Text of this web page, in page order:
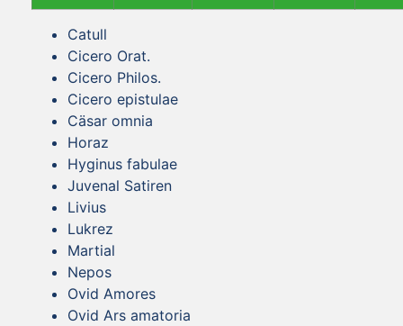
Catull
Cicero Orat.
Cicero Philos.
Cicero epistulae
Cäsar omnia
Horaz
Hyginus fabulae
Juvenal Satiren
Livius
Lukrez
Martial
Nepos
Ovid Amores
Ovid Ars amatoria